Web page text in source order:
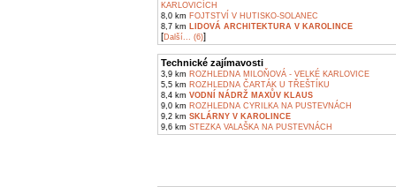
KARLOVICÍCH
8,0 km FOJTSTVÍ V HUTISKO-SOLANEC
8,7 km LIDOVÁ ARCHITEKTURA V KAROLINCE
[Další... (6)]
Technické zajímavosti
3,9 km ROZHLEDNA MILOŇOVÁ - VELKÉ KARLOVICE
5,5 km ROZHLEDNA ČARTÁK U TŘEŠTÍKU
8,4 km VODNÍ NÁDRŽ MAXŮV KLAUS
9,0 km ROZHLEDNA CYRILKA NA PUSTEVNÁCH
9,2 km SKLÁRNY V KAROLINCE
9,6 km STEZKA VALAŠKA NA PUSTEVNÁCH